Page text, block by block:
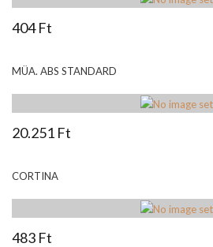
404 Ft
MÜA. ABS STANDARD
20.251 Ft
CORTINA
483 Ft